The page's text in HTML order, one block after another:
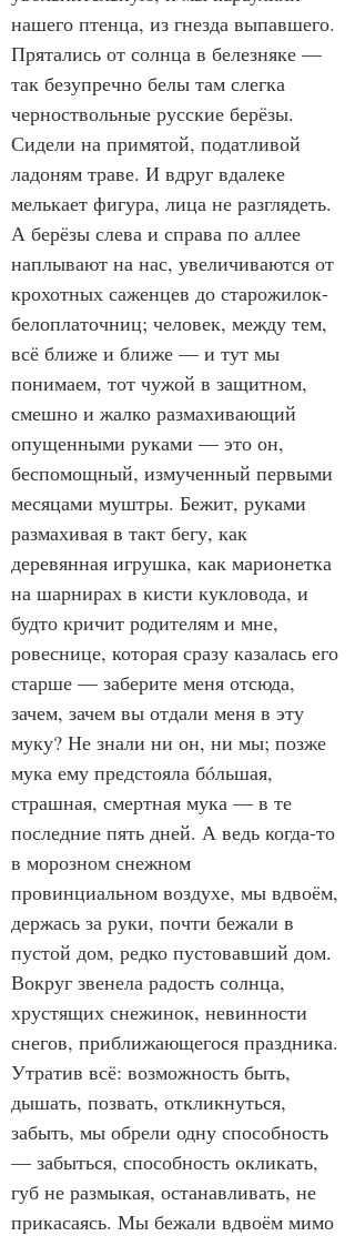
нашего птенца, из гнезда выпавшего.
Прятались от солнца в белезняке —
так безупречно белы там слегка
черноствольные русские берёзы.
Сидели на примятой, податливой
ладоням траве. И вдруг вдалеке
мелькает фигура, лица не разглядеть.
А берёзы слева и справа по аллее
наплывают на нас, увеличиваются от
крохотных саженцев до старожилок-
белоплаточниц; человек, между тем,
всё ближе и ближе — и тут мы
понимаем, тот чужой в защитном,
смешно и жалко размахивающий
опущенными руками — это он,
беспомощный, измученный первыми
месяцами муштры. Бежит, руками
размахивая в такт бегу, как
деревянная игрушка, как марионетка
на шарнирах в кисти кукловода, и
будто кричит родителям и мне,
ровеснице, которая сразу казалась его
старше — заберите меня отсюда,
зачем, зачем вы отдали меня в эту
муку? Не знали ни он, ни мы; позже
мука ему предстояла бóльшая,
страшная, смертная мука — в те
последние пять дней. А ведь когда-то
в морозном снежном
провинциальном воздухе, мы вдвоём,
держась за руки, почти бежали в
пустой дом, редко пустовавший дом.
Вокруг звенела радость солнца,
хрустящих снежинок, невинности
снегов, приближающегося праздника.
Утратив всё: возможность быть,
дышать, позвать, откликнуться,
забыть, мы обрели одну способность
— забыться, способность окликать,
губ не размыкая, останавливать, не
прикасаясь. Мы бежали вдвоём мимо